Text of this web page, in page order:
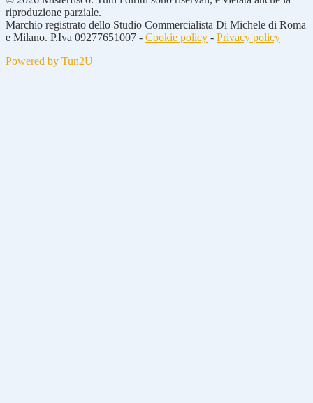
riproduzione parziale.
Marchio registrato dello Studio Commercialista Di Michele di Roma
e Milano. P.Iva 09277651007 - Cookie policy - Privacy policy
Powered by Tun2U